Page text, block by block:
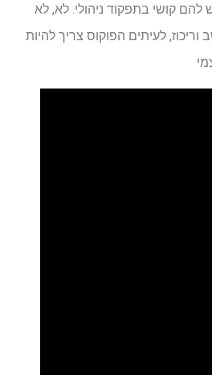
להם קושי בתפקוד ניהולי. לא, לא
לעיתים הפוקוס צריך להיות